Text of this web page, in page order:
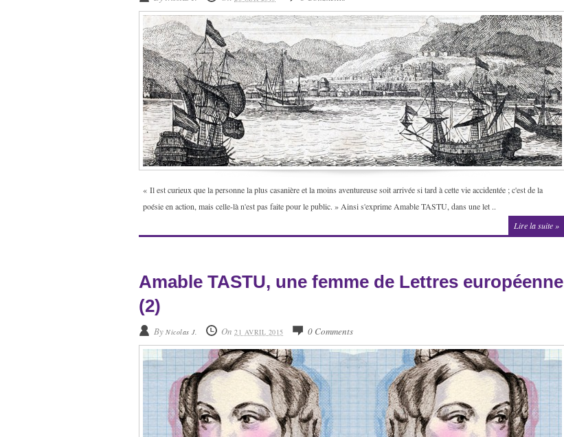
« Il est curieux que la personne la plus casanière et la moins aventureuse soit arrivée si tard à cette vie accidentée ; c'est de la
poésie en action, mais celle-là n'est pas faite pour le public. » Ainsi s'exprime Amable TASTU, dans une let ..
Lire la suite »
Amable TASTU, une femme de Lettres européenne
(2)
By Nicolas J. On 21 AVRIL 2015 0 Comments